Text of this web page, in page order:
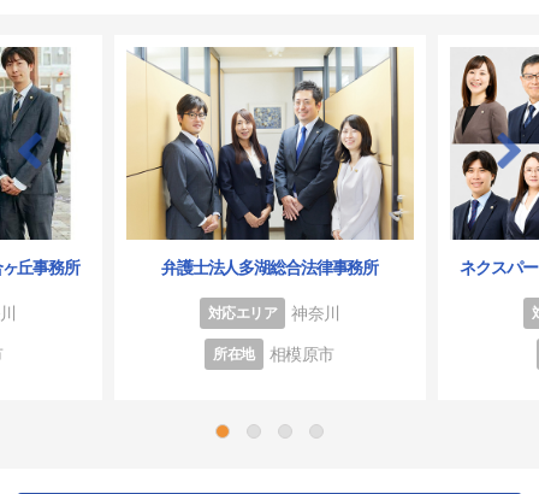
丘事務所 弁護士法人多湖総合法律事務所
対応エリア 神奈川
所在地 相模原市
ネクスパ